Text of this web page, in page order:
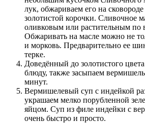
лук, обжариваем его на
золотистой корочки. Сливочное
оливковым или растительным по
Обжаривать на масле можно не
и морковь. Предварительно ее
терке.
Доведённый до золотистого
блюду, также засыпаем
минут.
Вермишелевый суп с индейкой
украшаем мелко порубленной
яйцом. Суп из филе индейки с
очень быстро и просто.